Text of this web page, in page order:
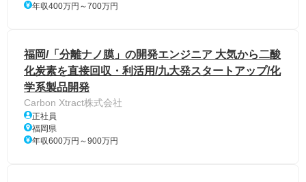
年収400万円～700万円
福岡/「分離ナノ膜」の開発エンジニア 大気から二酸
化炭素を直接回収・利活用/九大発スタートアップ/化
学系製品開発
Carbon Xtract株式会社
正社員
福岡県
年収600万円～900万円